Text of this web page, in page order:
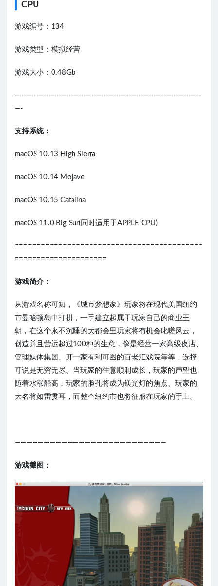
CPU
游戏编号：134
游戏类型：模拟经营
游戏大小：0.48Gb
————————————————————————————————
—-
支持系统：
macOS 10.13 High Sierra
macOS 10.14 Mojave
macOS 10.15 Catalina
macOS 11.0 Big Sur(同时适用于APPLE CPU)
===========================================
=====================
游戏简介：
从游戏名称可知，《城市梦想家》玩家将在现代美国纽约
市曼哈顿岛中打拼，一手建立起属于玩家自己的商业王
朝，在这个永不沉睡的大都会里玩家将有机会叱嗟风云，
创造并且营运超过100种的生意，像是经营一家高级夜店、
管理媒体集团、开一家有利可图的百老汇戏院等等，选择
可说是无穷无尽。当玩家的生意顺利成长，玩家的声望也
随着水涨船高，玩家的脸孔将成为镁光灯的焦点、玩家的
大名将如雷贯耳，而整个纽约市也将征服在玩家的手上。
——————————————————————————
游戏截图：